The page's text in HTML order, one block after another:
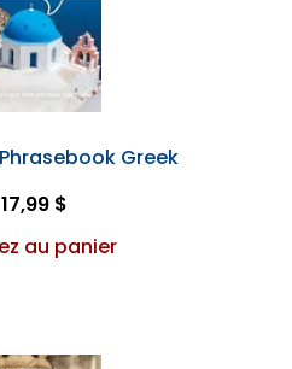
Greek
17,99 $
au panier